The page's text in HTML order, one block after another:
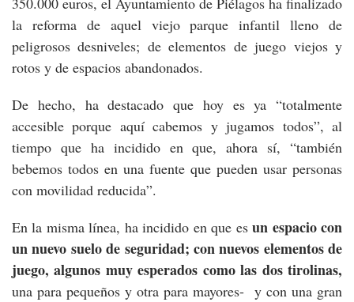
la reforma de aquel viejo parque infantil lleno de
peligrosos desniveles; de elementos de juego viejos y
rotos y de espacios abandonados.
De hecho, ha destacado que hoy es ya “totalmente
accesible porque aquí cabemos y jugamos todos”, al
tiempo que ha incidido en que, ahora sí, “también
bebemos todos en una fuente que pueden usar personas
con movilidad reducida”.
En la misma línea, ha incidido en que esun espacio con
un nuevo suelo de seguridad; con nuevos elementos de
juego, algunos muy esperados como las dos tirolinas,
una para pequeños y otra para mayores- y con una gran